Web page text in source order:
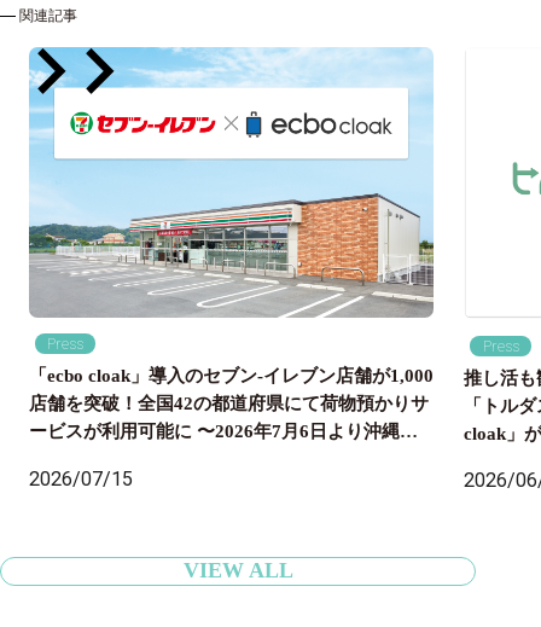
関連記事
Press
「ecbo cloak」導入のセブン‐イレブン店舗が1,000
店舗を突破！全国42の都道府県にて荷物預かりサ
ービスが利用可能に 〜2026年7月6日より沖縄県
行者の身軽な旅をサポート〜
2026/07/15
Press
推し活
「トル
cloak」
2026/
VIEW ALL